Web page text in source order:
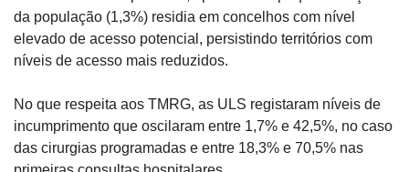
da população (1,3%) residia em concelhos com nível
elevado de acesso potencial, persistindo territórios com
níveis de acesso mais reduzidos.
No que respeita aos TMRG, as ULS registaram níveis de
incumprimento que oscilaram entre 1,7% e 42,5%, no caso
das cirurgias programadas e entre 18,3% e 70,5% nas